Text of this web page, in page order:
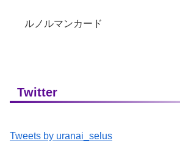
ルノルマンカード
Twitter
Tweets by uranai_selus